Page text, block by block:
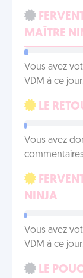
MAÎTRE
Vous avez
VDM à ce
LE
Vous avez
NINJA
Vous avez
VDM à ce
LE